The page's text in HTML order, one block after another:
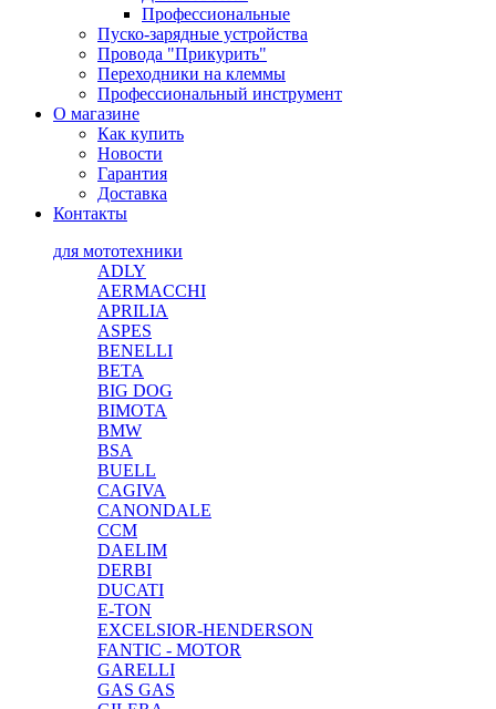
Профессиональные
Пуско-зарядные устройства
Провода "Прикурить"
Переходники на клеммы
Профессиональный инструмент
О магазине
Как купить
Новости
Гарантия
Доставка
Контакты
для мототехники
ADLY
AERMACCHI
APRILIA
ASPES
BENELLI
BETA
BIG DOG
BIMOTA
BMW
BSA
BUELL
CAGIVA
CANONDALE
CCM
DAELIM
DERBI
DUCATI
E-TON
EXCELSIOR-HENDERSON
FANTIC - MOTOR
GARELLI
GAS GAS